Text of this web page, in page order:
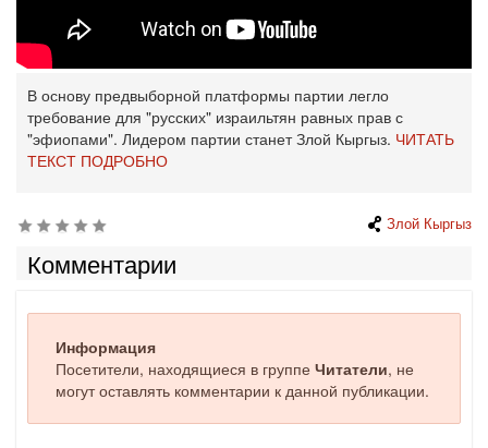
В основу предвыборной платформы партии легло
требование для "русских" израильтян равных прав с
"эфиопами". Лидером партии станет Злой Кыргыз. ЧИТАТЬ
ТЕКСТ ПОДРОБНО
Злой Кыргыз
Комментарии
Информация
Посетители, находящиеся в группе Читатели, не
могут оставлять комментарии к данной публикации.